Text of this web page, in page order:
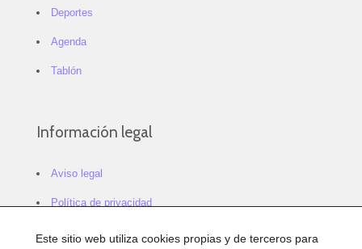
Deportes
Agenda
Tablón
Información legal
Aviso legal
Política de privacidad
Política de cookies
Este sitio web utiliza cookies propias y de terceros para